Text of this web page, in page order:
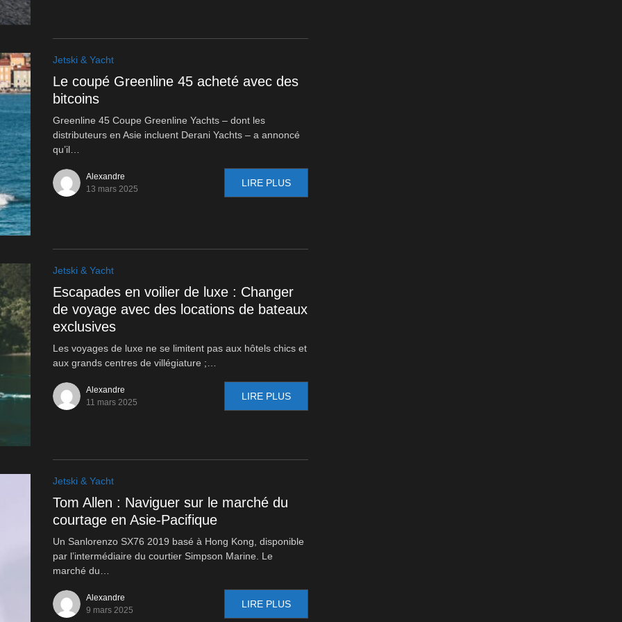
Jetski & Yacht
Le coupé Greenline 45 acheté avec des
bitcoins
Greenline 45 Coupe Greenline Yachts – dont les
distributeurs en Asie incluent Derani Yachts – a annoncé
qu’il…
Alexandre
13 mars 2025
LIRE PLUS
Jetski & Yacht
Escapades en voilier de luxe : Changer
de voyage avec des locations de bateaux
exclusives
Les voyages de luxe ne se limitent pas aux hôtels chics et
aux grands centres de villégiature ;…
Alexandre
11 mars 2025
LIRE PLUS
Jetski & Yacht
Tom Allen : Naviguer sur le marché du
courtage en Asie-Pacifique
Un Sanlorenzo SX76 2019 basé à Hong Kong, disponible
par l’intermédiaire du courtier Simpson Marine. Le
marché du…
Alexandre
9 mars 2025
LIRE PLUS